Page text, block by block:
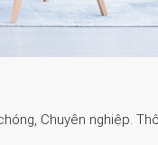
Chuyên nghiệp.